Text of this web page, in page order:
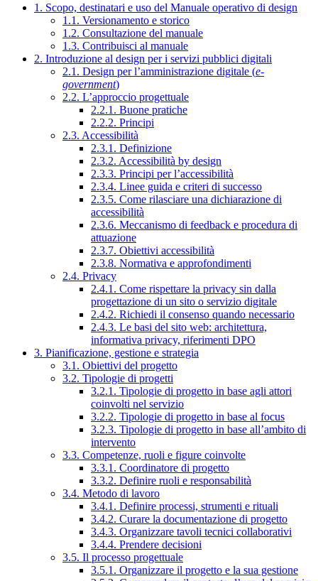
1. Scopo, destinatari e uso del Manuale operativo di design
1.1. Versionamento e storico
1.2. Consultazione del manuale
1.3. Contribuisci al manuale
2. Introduzione al design per i servizi pubblici digitali
2.1. Design per l’amministrazione digitale (e-
government)
2.2. L’approccio progettuale
2.2.1. Buone pratiche
2.2.2. Principi
2.3. Accessibilità
2.3.1. Definizione
2.3.2. Accessibilità by design
2.3.3. Principi per l’accessibilità
2.3.4. Linee guida e criteri di successo
2.3.5. Come rilasciare una dichiarazione di
accessibilità
2.3.6. Meccanismo di feedback e procedura di
attuazione
2.3.7. Obiettivi accessibilità
2.3.8. Normativa e approfondimenti
2.4. Privacy
2.4.1. Come rispettare la privacy sin dalla
progettazione di un sito o servizio digitale
2.4.2. Richiedi il consenso quando necessario
2.4.3. Le basi del sito web: architettura,
informativa privacy, riferimenti DPO
3. Pianificazione, gestione e strategia
3.1. Obiettivi del progetto
3.2. Tipologie di progetti
3.2.1. Tipologie di progetto in base agli attori
coinvolti nel servizio
3.2.2. Tipologie di progetto in base al focus
3.2.3. Tipologie di progetto in base all’ambito di
intervento
3.3. Competenze, ruoli e figure coinvolte
3.3.1. Coordinatore di progetto
3.3.2. Definire ruoli e responsabilità
3.4. Metodo di lavoro
3.4.1. Definire processi, strumenti e rituali
3.4.2. Curare la documentazione di progetto
3.4.3. Organizzare tavoli tecnici collaborativi
3.4.4. Prendere decisioni
3.5. Il processo progettuale
3.5.1. Organizzare il progetto e la sua gestione